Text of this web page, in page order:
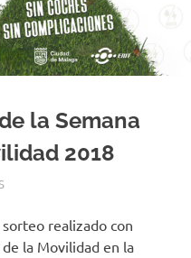
la Semana
2018
realizado con
la Movilidad en la